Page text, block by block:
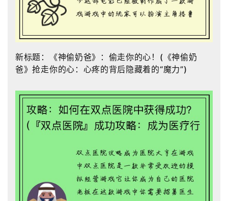
新标题：《神偷奶爸》：偷走你的心！(《神偷奶
爸》抢走你的心：心疼的背后隐藏着的“魔力”)